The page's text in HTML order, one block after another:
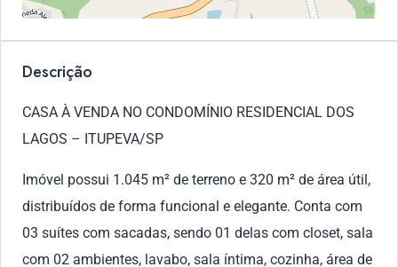
Descrição
CASA À VENDA NO CONDOMÍNIO RESIDENCIAL DOS
LAGOS – ITUPEVA/SP
Imóvel possui 1.045 m² de terreno e 320 m² de área útil,
distribuídos de forma funcional e elegante. Conta com
03 suítes com sacadas, sendo 01 delas com closet, sala
com 02 ambientes, lavabo, sala íntima, cozinha, área de